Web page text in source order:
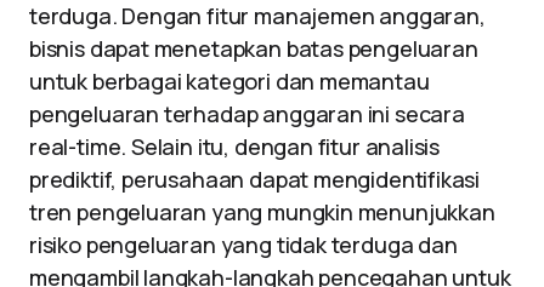
terduga. Dengan fitur manajemen anggaran,
bisnis dapat menetapkan batas pengeluaran
untuk berbagai kategori dan memantau
pengeluaran terhadap anggaran ini secara
real-time. Selain itu, dengan fitur analisis
prediktif, perusahaan dapat mengidentifikasi
tren pengeluaran yang mungkin menunjukkan
risiko pengeluaran yang tidak terduga dan
mengambil langkah-langkah pencegahan untuk